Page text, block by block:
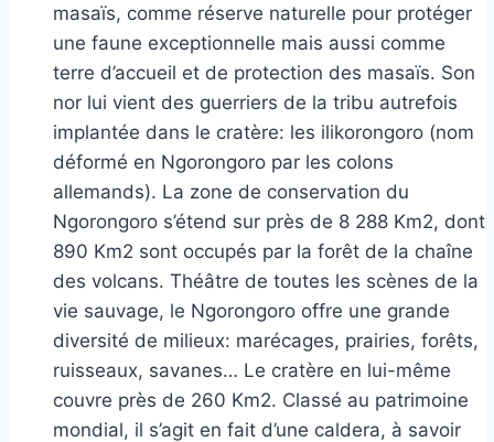
masaïs, comme réserve naturelle pour protéger
une faune exceptionnelle mais aussi comme
terre d’accueil et de protection des masaïs. Son
nor lui vient des guerriers de la tribu autrefois
implantée dans le cratère: les ilikorongoro (nom
déformé en Ngorongoro par les colons
allemands). La zone de conservation du
Ngorongoro s’étend sur près de 8 288 Km2, dont
890 Km2 sont occupés par la forêt de la chaîne
des volcans. Théâtre de toutes les scènes de la
vie sauvage, le Ngorongoro offre une grande
diversité de milieux: marécages, prairies, forêts,
ruisseaux, savanes… Le cratère en lui-même
couvre près de 260 Km2. Classé au patrimoine
mondial, il s’agit en fait d’une caldera, à savoir